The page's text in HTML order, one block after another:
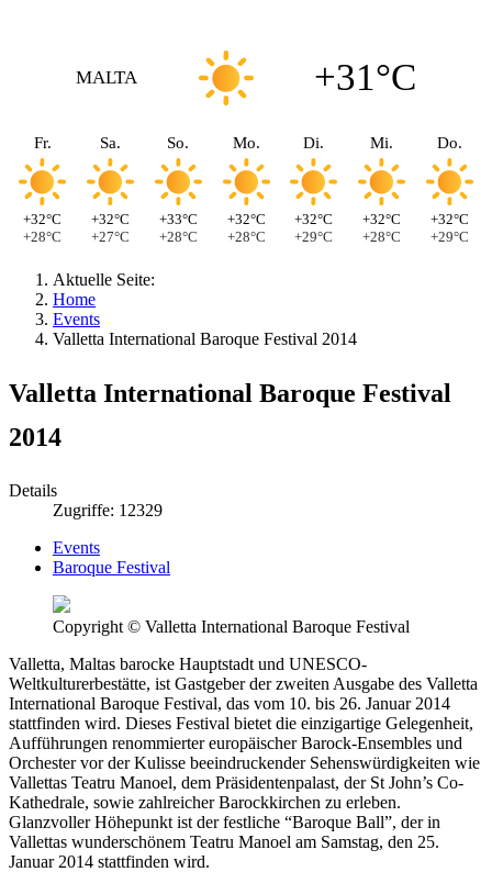
MALTA +31°C
Fr.
+32°C
+28°C
Sa.
+32°C
+27°C
So.
+33°C
+28°C
Mo.
+32°C
+28°C
Di.
+32°C
+29°C
Mi.
+32°C
+28°C
Do.
+32°C
+29°C
Aktuelle Seite:
Home
Events
Valletta International Baroque Festival 2014
Valletta International Baroque Festival
2014
Details
Zugriffe: 12329
Events
Baroque Festival
Copyright © Valletta International Baroque Festival
Valletta, Maltas barocke Hauptstadt und UNESCO-
Weltkulturerbestätte, ist Gastgeber der zweiten Ausgabe des Valletta
International Baroque Festival, das vom 10. bis 26. Januar 2014
stattfinden wird. Dieses Festival bietet die einzigartige Gelegenheit,
Aufführungen renommierter europäischer Barock-Ensembles und
Orchester vor der Kulisse beeindruckender Sehenswürdigkeiten wie
Vallettas Teatru Manoel, dem Präsidentenpalast, der St John’s Co-
Kathedrale, sowie zahlreicher Barockkirchen zu erleben.
Glanzvoller Höhepunkt ist der festliche “Baroque Ball”, der in
Vallettas wunderschönem Teatru Manoel am Samstag, den 25.
Januar 2014 stattfinden wird.